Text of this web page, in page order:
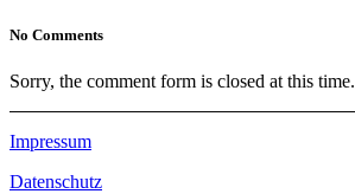
No Comments
Sorry, the comment form is closed at this time.
Impressum
Datenschutz